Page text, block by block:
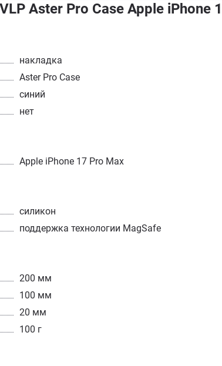
Aster Pro Case Apple iPhone
накладка
Aster Pro Case
синий
нет
Apple iPhone 17 Pro Max
силикон
поддержка технологии MagSafe
200 мм
100 мм
20 мм
100 г